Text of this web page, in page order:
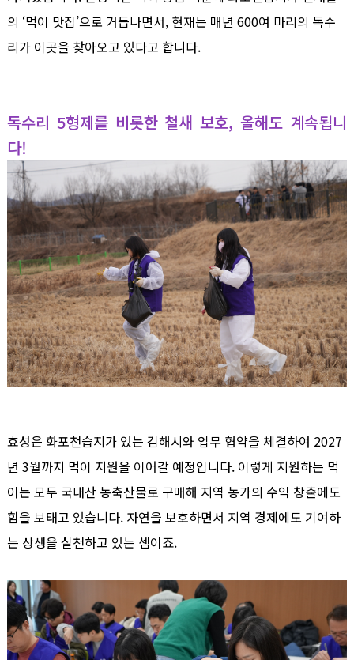
의 ‘먹이 맛집’으로 거듭나면서, 현재는 매년 600여 마리의 독수
리가 이곳을 찾아오고 있다고 합니다.
독수리 5형제를 비롯한 철새 보호, 올해도 계속됩니
다!
효성은 화포천습지가 있는 김해시와 업무 협약을 체결하여 2027
년 3월까지 먹이 지원을 이어갈 예정입니다. 이렇게 지원하는 먹
이는 모두 국내산 농축산물로 구매해 지역 농가의 수익 창출에도
힘을 보태고 있습니다. 자연을 보호하면서 지역 경제에도 기여하
는 상생을 실천하고 있는 셈이죠.